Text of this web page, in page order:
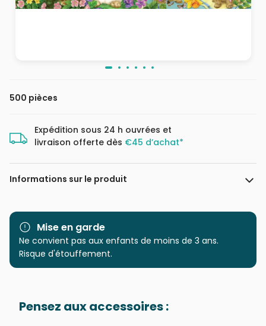
500 pièces
Expédition sous 24 h ouvrées et
livraison offerte dès €45 d’achat*
Informations sur le produit
Marque Cobble Hill
Catégorie
Puzzles - Animaux de la
Mise en garde
Ne convient pas aux enfants de moins de 3 ans.
Risque d'étouffement.
Pensez aux accessoires :